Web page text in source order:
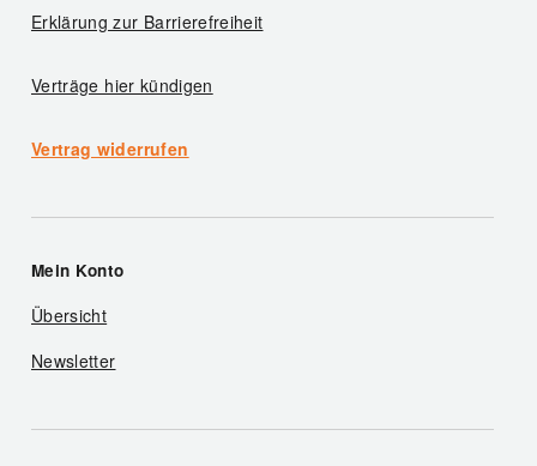
Erklärung zur Barrierefreiheit
Verträge hier kündigen
Vertrag widerrufen
Mein Konto
Übersicht
Newsletter